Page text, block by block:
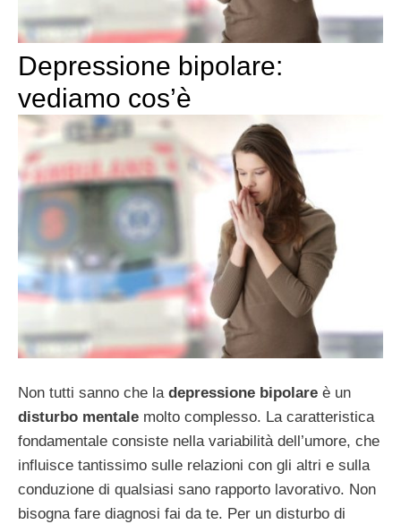
Depressione bipolare:
vediamo cos’è
Non tutti sanno che la depressione bipolare è un
disturbo mentale molto complesso. La caratteristica
fondamentale consiste nella variabilità dell’umore, che
influisce tantissimo sulle relazioni con gli altri e sulla
conduzione di qualsiasi sano rapporto lavorativo. Non
bisogna fare diagnosi fai da te. Per un disturbo di